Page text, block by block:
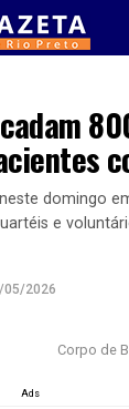
domingo
e
05/2026
Corpo de
Ads